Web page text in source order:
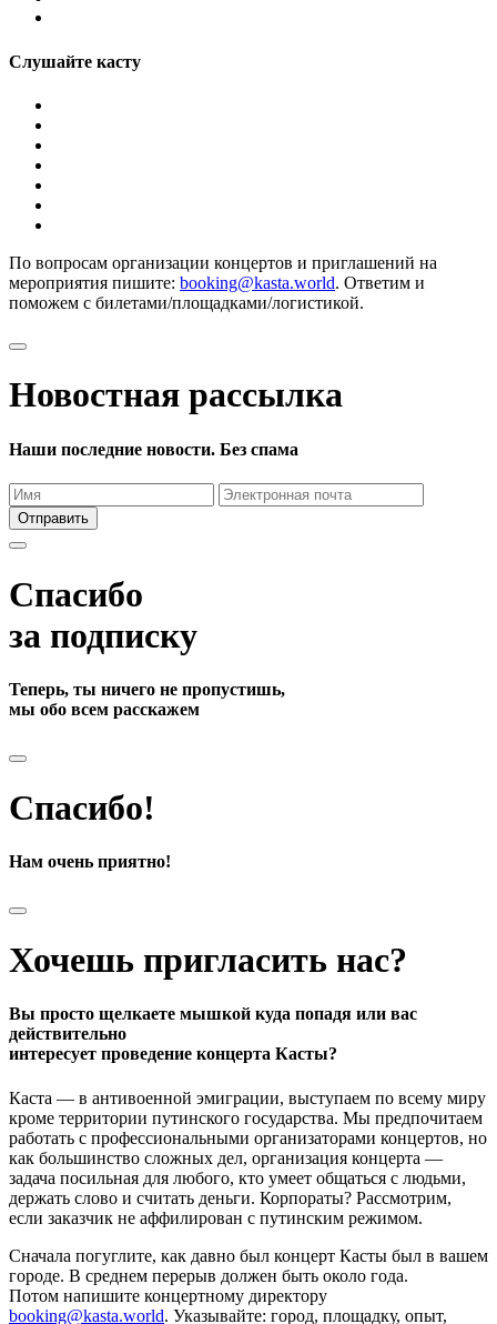
Слушайте касту
По вопросам организации концертов и приглашений на
мероприятия пишите: booking@kasta.world. Ответим и
поможем с билетами/площадками/логистикой.
Новостная рассылка
Наши последние новости. Без спама
Отправить
Спасибо
за подписку
Теперь, ты ничего не пропустишь,
мы обо всем расскажем
Спасибо!
Нам очень приятно!
Хочешь пригласить нас?
Вы просто щелкаете мышкой куда попадя или вас
действительно
интересует проведение концерта Касты?
Каста — в антивоенной эмиграции, выступаем по всему миру
кроме территории путинского государства. Мы предпочитаем
работать с профессиональными организаторами концертов, но
как большинство сложных дел, организация концерта —
задача посильная для любого, кто умеет общаться с людьми,
держать слово и считать деньги. Корпораты? Рассмотрим,
если заказчик не аффилирован с путинским режимом.
Сначала погуглите, как давно был концерт Касты был в вашем
городе. В среднем перерыв должен быть около года.
Потом напишите концертному директору
booking@kasta.world. Указывайте: город, площадку, опыт,